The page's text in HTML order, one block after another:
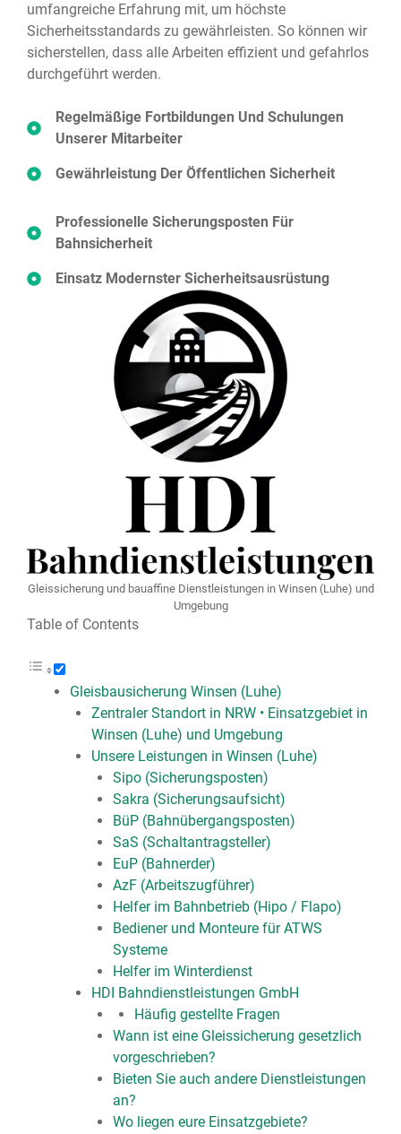
umfangreiche Erfahrung mit, um höchste
Sicherheitsstandards zu gewährleisten. So können wir
sicherstellen, dass alle Arbeiten effizient und gefahrlos
durchgeführt werden.
Regelmäßige Fortbildungen Und Schulungen
Unserer Mitarbeiter
Gewährleistung Der Öffentlichen Sicherheit
Professionelle Sicherungsposten Für
Bahnsicherheit
Einsatz Modernster Sicherheitsausrüstung
Gleissicherung und bauaffine Dienstleistungen in Winsen (Luhe) und
Umgebung
Table of Contents
Gleisbausicherung Winsen (Luhe)
Zentraler Standort in NRW • Einsatzgebiet in
Winsen (Luhe) und Umgebung
Unsere Leistungen in Winsen (Luhe)
Sipo (Sicherungsposten)
Sakra (Sicherungsaufsicht)
BüP (Bahnübergangsposten)
SaS (Schaltantragsteller)
EuP (Bahnerder)
AzF (Arbeitszugführer)
Helfer im Bahnbetrieb (Hipo / Flapo)
Bediener und Monteure für ATWS
Systeme
Helfer im Winterdienst
HDI Bahndienstleistungen GmbH
Häufig gestellte Fragen
Wann ist eine Gleissicherung gesetzlich
vorgeschrieben?
Bieten Sie auch andere Dienstleistungen
an?
Wo liegen eure Einsatzgebiete?